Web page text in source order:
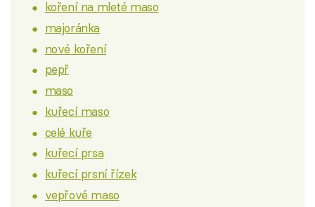
koření na mleté maso
majoránka
nové koření
pepř
maso
kuřecí maso
celé kuře
kuřecí prsa
kuřecí prsní řízek
vepřové maso